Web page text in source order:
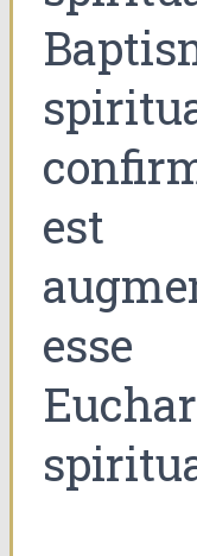
est
esse